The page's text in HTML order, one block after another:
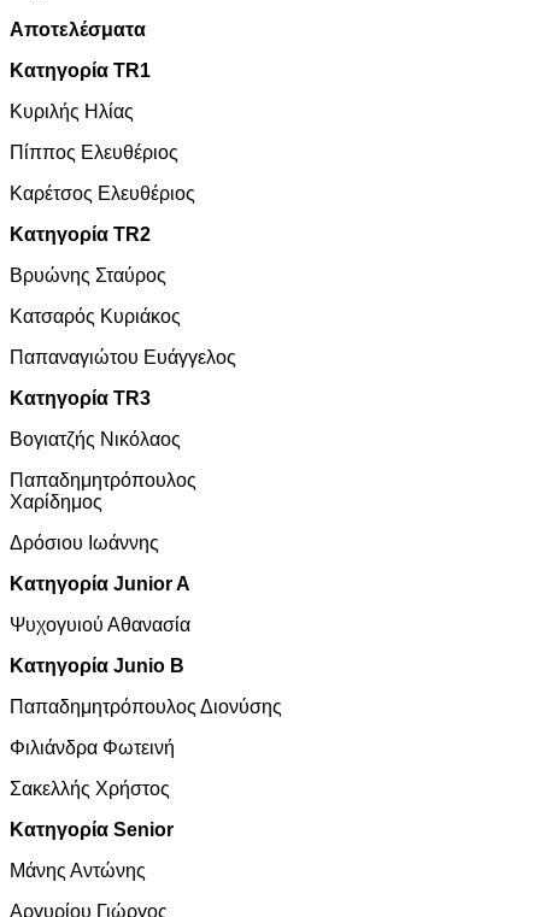
Αποτελέσματα
Κατηγορία TR1
Κυριλής Ηλίας
Πίππος Ελευθέριος
Καρέτσος Ελευθέριος
Κατηγορία TR2
Βρυώνης Σταύρος
Κατσαρός Κυριάκος
Παπαναγιώτου Ευάγγελος
Κατηγορία TR3
Βογιατζής Νικόλαος
Παπαδημητρόπουλος
Χαρίδημος
Δρόσιου Ιωάννης
Κατηγορία Junior A
Ψυχογυιού Αθανασία
Κατηγορία Junio B
Παπαδημητρόπουλος Διονύσης
Φιλιάνδρα Φωτεινή
Σακελλής Χρήστος
Κατηγορία Senior
Μάνης Αντώνης
Αργυρίου Γιώργος